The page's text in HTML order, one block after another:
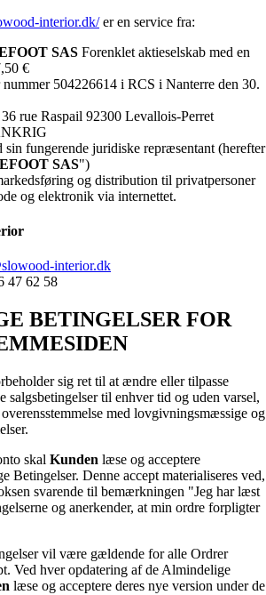
interior.dk/er en service fra:
SAS Forenklet aktieselskab med en
€
nummer 504226614 i RCS i Nanterre den 30.
rue Raspail 92300 Levallois-Perret
sin fungerende juridiske repræsentant (herefter
SAS")
og distribution til privatpersoner
og elektronik via internettet.
interior.dk
47 62 58
BETINGELSER FOR
sig ret til at ændre eller tilpasse
til enhver tid og uden varsel,
med lovgivningsmæssige og
skal Kunden læse og acceptere
Denne accept materialiseres ved,
svarende til bemærkningen "Jeg har læst
og anerkender, at min ordre forpligter
vil være gældende for alle Ordrer
Ved hver opdatering af de Almindelige
læse og acceptere deres nye version under de